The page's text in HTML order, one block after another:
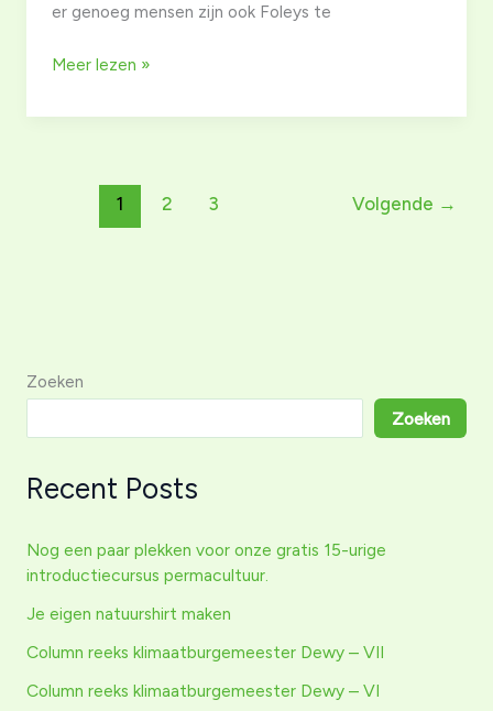
er genoeg mensen zijn ook Foleys te
workshop
met
Meer lezen »
1 2 3 Volgende →
Zoeken
Zoeken
Recent Posts
Nog een paar plekken voor onze gratis 15-urige
introductiecursus permacultuur.
Je eigen natuurshirt maken
Column reeks klimaatburgemeester Dewy – VII
Column reeks klimaatburgemeester Dewy – VI